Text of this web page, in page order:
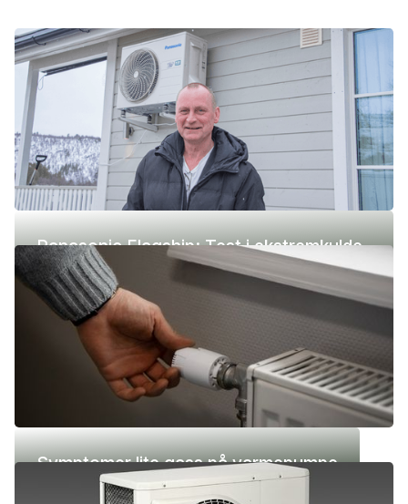
Panasonic Flagship: Test i ekstremkulde
(-42 °C)
Symptomer lite gass på varmepumpe